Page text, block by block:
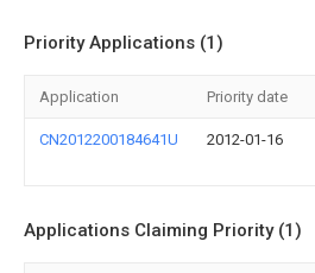
Priority Applications (1)
Application Priority date
CN2012200184641U 2012-01-16
Applications Claiming Priority (1)